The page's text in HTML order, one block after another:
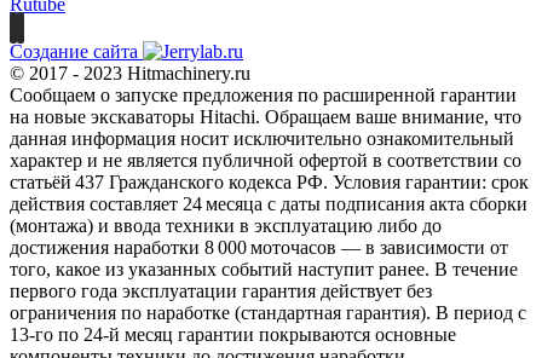
Rutube
Создание сайта
© 2017 - 2023 Hitmachinery.ru
Сообщаем о запуске предложения по расширенной гарантии
на новые экскаваторы Hitachi. Обращаем ваше внимание, что
данная информация носит исключительно ознакомительный
характер и не является публичной офертой в соответствии со
статьёй 437 Гражданского кодекса РФ. Условия гарантии: срок
действия составляет 24 месяца с даты подписания акта сборки
(монтажа) и ввода техники в эксплуатацию либо до
достижения наработки 8 000 моточасов — в зависимости от
того, какое из указанных событий наступит ранее. В течение
первого года эксплуатации гарантия действует без
ограничения по наработке (стандартная гарантия). В период с
13‑го по 24‑й месяц гарантии покрываются основные